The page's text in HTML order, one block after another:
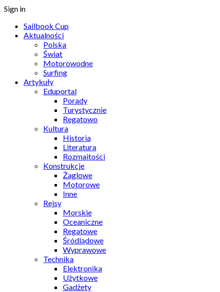
Sign in
Sailbook Cup
Aktualności
Polska
Świat
Motorowodne
Surfing
Artykuły
Eduportal
Porady
Turystycznie
Regatowo
Kultura
Historia
Literatura
Rozmaitości
Konstrukcje
Żaglowe
Motorowe
Inne
Rejsy
Morskie
Oceaniczne
Regatowe
Śródlądowe
Wyprawowe
Technika
Elektronika
Użytkowe
Gadżety